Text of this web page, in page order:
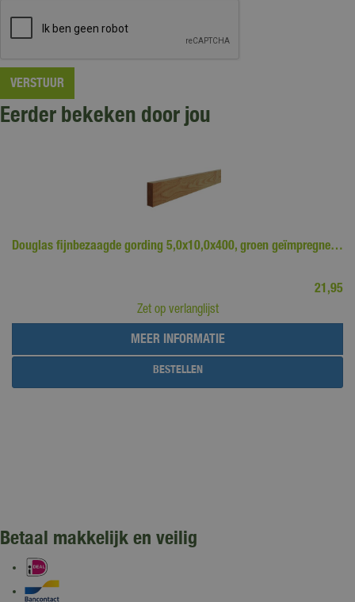
Eerder bekeken door jou
Douglas fijnbezaagde gording 5,0x10,0x400, groen geïmpregne…
21 ,95
Zet op verlanglijst
MEER INFORMATIE
BESTELLEN
Betaal makkelijk en veilig